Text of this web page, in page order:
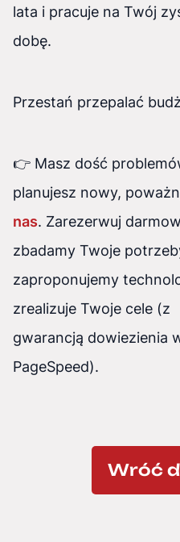
lata i pracuje na Twój
dobę.
Przestań przepalać
👉 Masz dość
planujesz nowy,
nas. Zarezerwuj
zbadamy Twoje
zaproponujemy
zrealizuje Twoje cele (z
gwarancją dowiezienia
PageSpeed).
Wróć